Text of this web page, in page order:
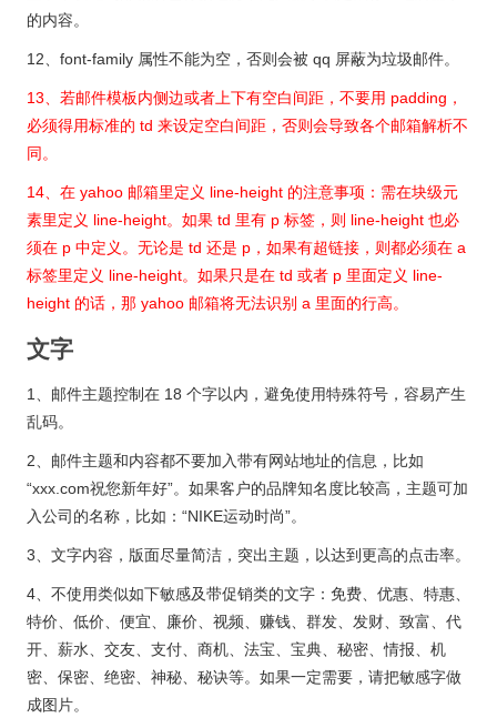
的内容。
12、font-family 属性不能为空，否则会被 qq 屏蔽为垃圾邮件。
13、若邮件模板内侧边或者上下有空白间距，不要用 padding，
必须得用标准的 td 来设定空白间距，否则会导致各个邮箱解析不
同。
14、在 yahoo 邮箱里定义 line-height 的注意事项：需在块级元
素里定义 line-height。如果 td 里有 p 标签，则 line-height 也必
须在 p 中定义。无论是 td 还是 p，如果有超链接，则都必须在 a
标签里定义 line-height。如果只是在 td 或者 p 里面定义 line-
height 的话，那 yahoo 邮箱将无法识别 a 里面的行高。
文字
1、邮件主题控制在 18 个字以内，避免使用特殊符号，容易产生
乱码。
2、邮件主题和内容都不要加入带有网站地址的信息，比如
“xxx.com祝您新年好”。如果客户的品牌知名度比较高，主题可加
入公司的名称，比如：“NIKE运动时尚”。
3、文字内容，版面尽量简洁，突出主题，以达到更高的点击率。
4、不使用类似如下敏感及带促销类的文字：免费、优惠、特惠、
特价、低价、便宜、廉价、视频、赚钱、群发、发财、致富、代
开、薪水、交友、支付、商机、法宝、宝典、秘密、情报、机
密、保密、绝密、神秘、秘诀等。如果一定需要，请把敏感字做
成图片。